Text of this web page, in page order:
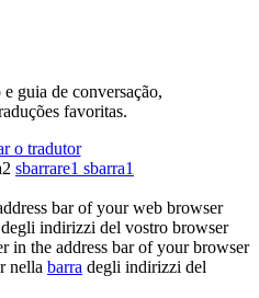
guia de conversação,
favoritas.
2 sbarrare1 sbarra1
barof your web browser
degli indirizzi del vostro browser
in the address barof your browser
nella barra degli indirizzi del